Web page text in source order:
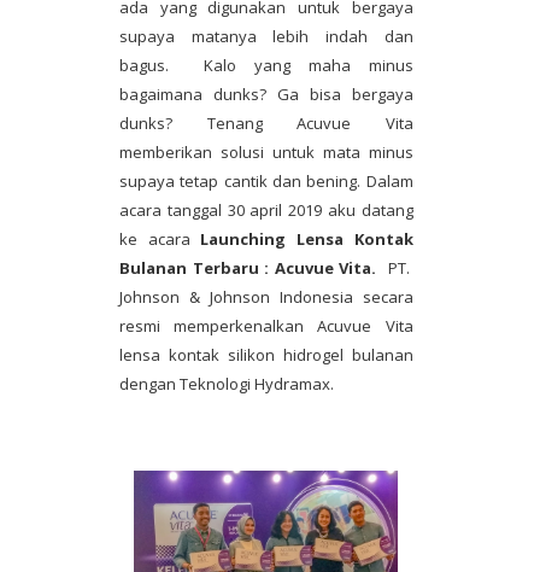
ada yang digunakan untuk bergaya
supaya matanya lebih indah dan
bagus. Kalo yang maha minus
bagaimana dunks? Ga bisa bergaya
dunks? Tenang Acuvue Vita
memberikan solusi untuk mata minus
supaya tetap cantik dan bening. Dalam
acara tanggal 30 april 2019 aku datang
ke acara Launching Lensa Kontak
Bulanan Terbaru : Acuvue Vita. PT.
Johnson & Johnson Indonesia secara
resmi memperkenalkan Acuvue Vita
lensa kontak silikon hidrogel bulanan
dengan Teknologi Hydramax.